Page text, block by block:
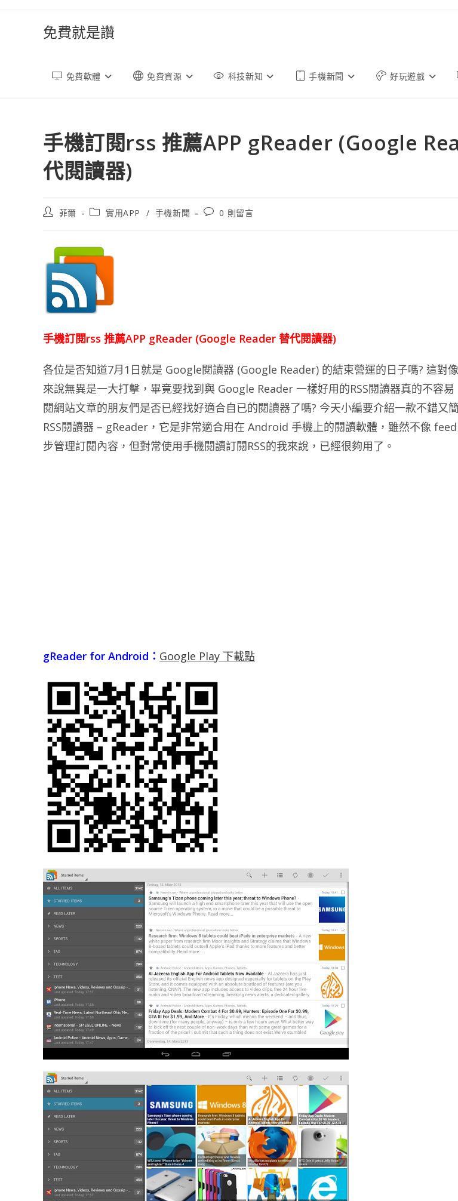
免費就是讚
免費軟體 免費資源 科技新知 手機新聞 好玩遊戲
手機訂閱rss 推薦APP gReader (Google
代閱讀器)
文
菲爾
文
別:
實用APP / 手機新聞
文
0 則留言
手機訂閱rss 推薦APP gReader (Google Reader 替代閱讀器)
各位是否知道7月1日就是 Google閱讀器 (Google Reader) 的結束營運的日子嗎? 這對
來說無異是一大打擊，畢竟要找到與 Google Reader 一樣好用的RSS閱讀器真的不容易
閱網站文章的朋友們是否已經找好適合自已的閱讀器了嗎? 今天小編要介紹一款不錯又
RSS閱讀器 – gReader，它是非常適合用在 Android 手機上的閱讀軟體，雖然不像
步管理訂閱內容，但對常使用手機閱讀訂閱RSS的我來說，已經很夠用了。
gReader for Android： Google Play 下載點